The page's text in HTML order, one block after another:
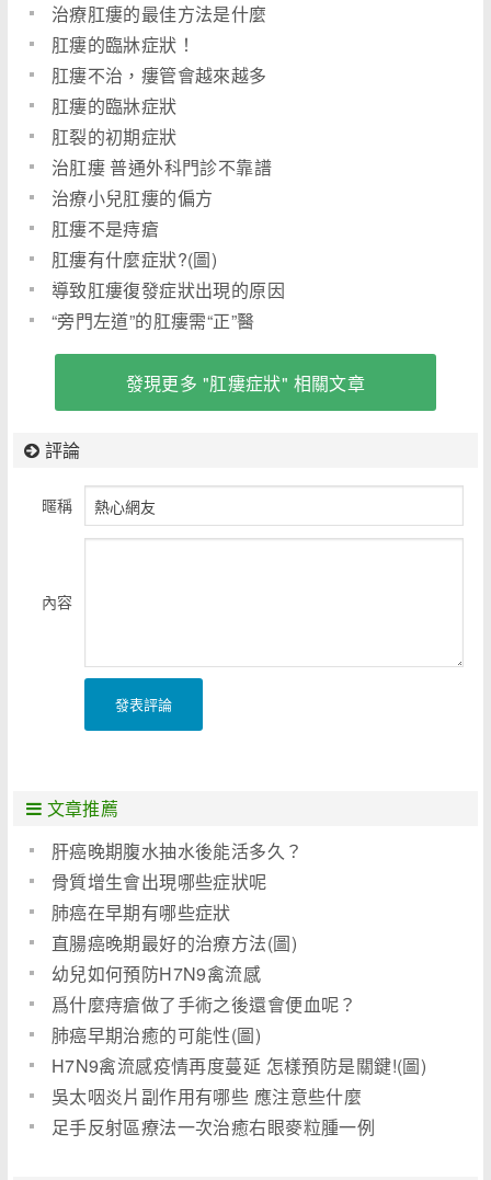
治療肛瘻的最佳方法是什麼
肛瘻的臨牀症狀！
肛瘻不治，瘻管會越來越多
肛瘻的臨牀症狀
肛裂的初期症狀
治肛瘻 普通外科門診不靠譜
治療小兒肛瘻的偏方
肛瘻不是痔瘡
肛瘻有什麼症狀?(圖)
導致肛瘻復發症狀出現的原因
“旁門左道”的肛瘻需“正”醫
發現更多 "肛瘻症狀" 相關文章
評論
暱稱
內容
發表評論
文章推薦
肝癌晚期腹水抽水後能活多久？
骨質增生會出現哪些症狀呢
肺癌在早期有哪些症狀
直腸癌晚期最好的治療方法(圖)
幼兒如何預防H7N9禽流感
爲什麼痔瘡做了手術之後還會便血呢？
肺癌早期治癒的可能性(圖)
H7N9禽流感疫情再度蔓延 怎樣預防是關鍵!(圖)
吳太咽炎片副作用有哪些 應注意些什麼
足手反射區療法一次治癒右眼麥粒腫一例